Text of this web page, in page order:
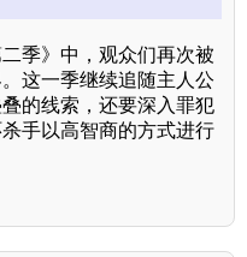
季》中，观众们再次被
这一季继续追随主人公
的线索，还要深入罪犯
手以高智商的方式进行